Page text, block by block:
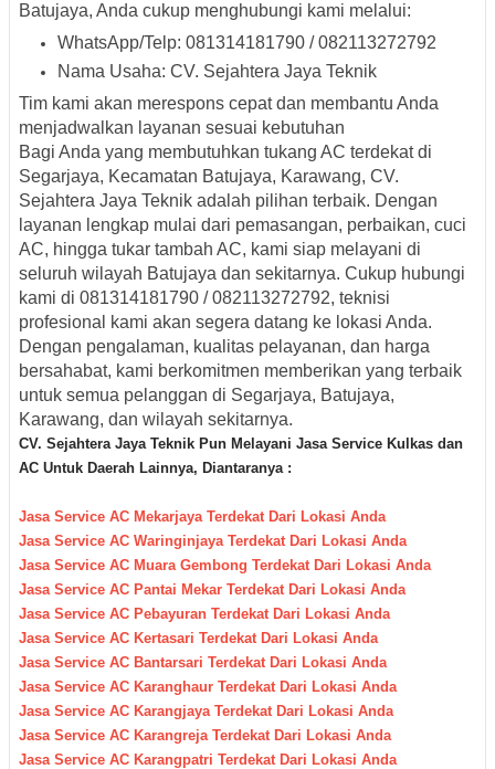
Batujaya, Anda cukup menghubungi kami melalui:
WhatsApp/Telp: 081314181790 / 082113272792
Nama Usaha: CV. Sejahtera Jaya Teknik
Tim kami akan merespons cepat dan membantu Anda
menjadwalkan layanan sesuai kebutuhan
Bagi Anda yang membutuhkan tukang AC terdekat di
Segarjaya, Kecamatan Batujaya, Karawang, CV.
Sejahtera Jaya Teknik adalah pilihan terbaik. Dengan
layanan lengkap mulai dari pemasangan, perbaikan, cuci
AC, hingga tukar tambah AC, kami siap melayani di
seluruh wilayah Batujaya dan sekitarnya. Cukup hubungi
kami di 081314181790 / 082113272792, teknisi
profesional kami akan segera datang ke lokasi Anda.
Dengan pengalaman, kualitas pelayanan, dan harga
bersahabat, kami berkomitmen memberikan yang terbaik
untuk semua pelanggan di Segarjaya, Batujaya,
Karawang, dan wilayah sekitarnya.
CV. Sejahtera Jaya Teknik Pun Melayani Jasa Service Kulkas dan
AC Untuk Daerah Lainnya, Diantaranya :
Jasa Service AC Mekarjaya Terdekat Dari Lokasi Anda
Jasa Service AC Waringinjaya Terdekat Dari Lokasi Anda
Jasa Service AC Muara Gembong Terdekat Dari Lokasi Anda
Jasa Service AC Pantai Mekar Terdekat Dari Lokasi Anda
Jasa Service AC Pebayuran Terdekat Dari Lokasi Anda
Jasa Service AC Kertasari Terdekat Dari Lokasi Anda
Jasa Service AC Bantarsari Terdekat Dari Lokasi Anda
Jasa Service AC Karanghaur Terdekat Dari Lokasi Anda
Jasa Service AC Karangjaya Terdekat Dari Lokasi Anda
Jasa Service AC Karangreja Terdekat Dari Lokasi Anda
Jasa Service AC Karangpatri Terdekat Dari Lokasi Anda